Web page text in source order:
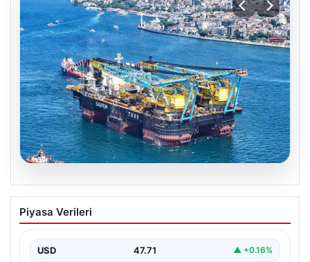
İstanbul Boğazı’ndan Dev Bir Molar
Geçti: Köprülerin Altından Geçiş İçin
İstanbul Boğazı, dün büyük bir denizcilik etkinliğine
Piyasa Verileri
USD 47.71 ▲ +0.16%